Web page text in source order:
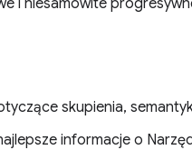
i niesamowite
skupienia,
informacje o